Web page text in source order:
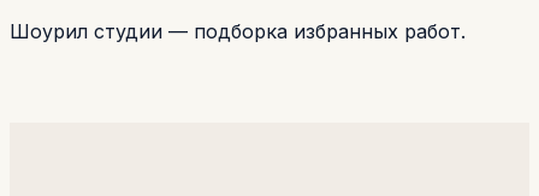
Шоурил студии — подборка избранных работ.